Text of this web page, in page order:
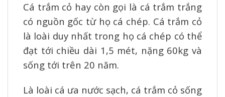
Cá trắm cỏ hay còn gọi là cá trắm trắng
có nguồn gốc từ họ cá chép. Cá trắm cỏ
là loài duy nhất trong họ cá chép có thể
đạt tới chiều dài 1,5 mét, nặng 60kg và
sống tới trên 20 năm.
Là loài cá ưa nước sạch, cá trắm cỏ sống